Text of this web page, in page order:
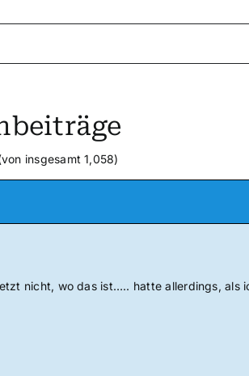
insgesamt 1,058)
nicht, wo das ist….. hatte allerdings, als